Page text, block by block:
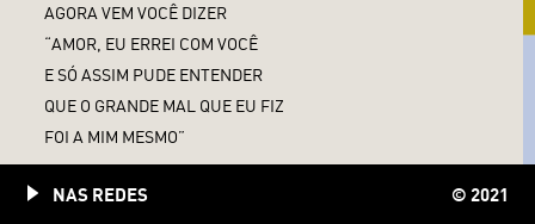
AGORA VEM VOCÊ DIZER
“AMOR, EU ERREI COM VOCÊ
E SÓ ASSIM PUDE ENTENDER
QUE O GRANDE MAL QUE EU FIZ
FOI A MIM MESMO”
VEM VOCÊ DIZER
NAS REDES © 2021